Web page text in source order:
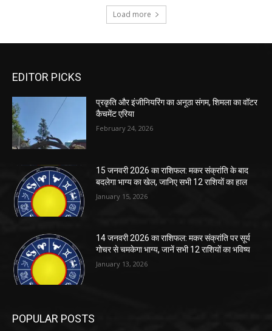
EDITOR PICKS
प्रकृति और इंजीनियरिंग का अनूठा संगम, शिमला का वॉटर
कैचमेंट एरिया
February 24, 2026
15 जनवरी 2026 का राशिफल: मकर संक्रांति के बाद
बदलेगा भाग्य का खेल, जानिए सभी 12 राशियों का हाल
January 15, 2026
14 जनवरी 2026 का राशिफल: मकर संक्रांति पर सूर्य
गोचर से चमकेगा भाग्य, जानें सभी 12 राशियों का भविष्य
January 13, 2026
POPULAR POSTS